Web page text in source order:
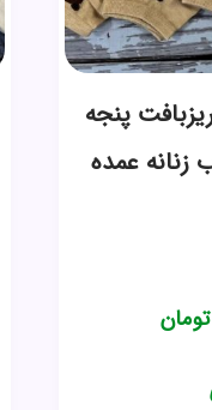
پنجه
عمده
تومان